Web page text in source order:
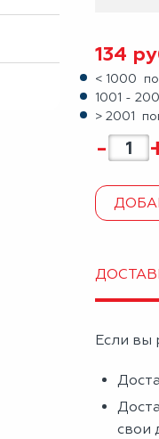
134
< 1000
1001 -
> 2001
-
Если вы
свои